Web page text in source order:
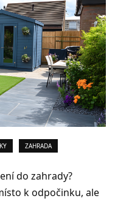
ZAHRADA
do zahrady?
k odpočinku, ale